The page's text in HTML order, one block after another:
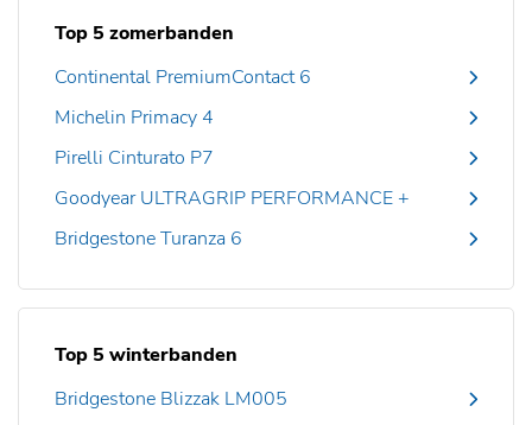
Top 5 zomerbanden
Continental PremiumContact 6
Michelin Primacy 4
Pirelli Cinturato P7
Goodyear ULTRAGRIP PERFORMANCE +
Bridgestone Turanza 6
Top 5 winterbanden
Bridgestone Blizzak LM005